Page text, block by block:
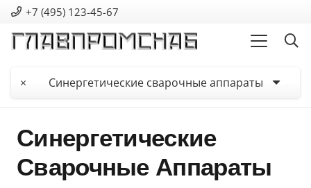
+7 (495) 123-45-67
× Синергетические сварочные аппараты
Синергетические
Сварочные Аппараты